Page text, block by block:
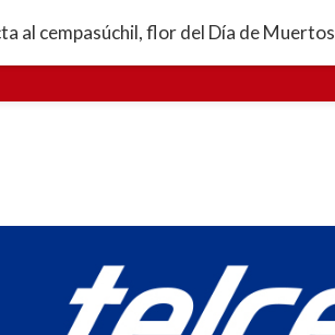
al cempasúchil, flor del Día de Muertos